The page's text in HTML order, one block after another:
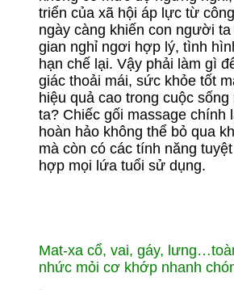
triển của xã hội áp lực từ
ngày càng khiến con người
gian nghỉ ngơi hợp lý, tình
hạn chế lại. Vậy phải làm gì
giác thoải mái, sức khỏe tốt
hiệu quả cao trong cuộc
ta? Chiếc gối massage chính
hoàn hảo không thể bỏ qua
mà còn có các tính năng
hợp mọi lứa tuổi sử dụng.
Mat-xa cổ, vai, gáy,
nhức mỏi cơ khớp nhanh